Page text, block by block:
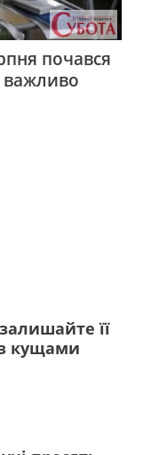
почався
важливо
її
кущами